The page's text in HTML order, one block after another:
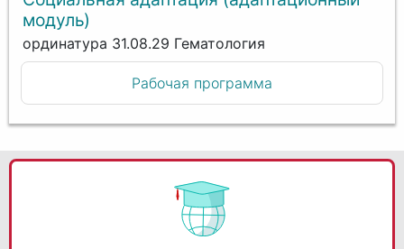
модуль)
ординатура 31.08.29 Гематология
Рабочая программа